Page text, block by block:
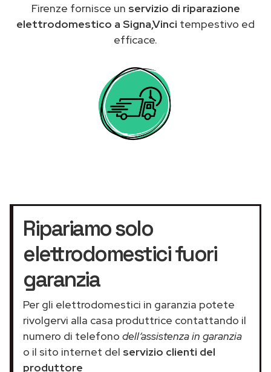
Firenze fornisce un servizio di riparazione
elettrodomestico a Signa,Vinci tempestivo ed
efficace.
Ripariamo solo
elettrodomestici fuori
garanzia
Per gli elettrodomestici in garanzia potete
rivolgervi alla casa produttrice contattando il
numero di telefono dell’assistenza in garanzia
o il sito internet del servizio clienti del
produttore